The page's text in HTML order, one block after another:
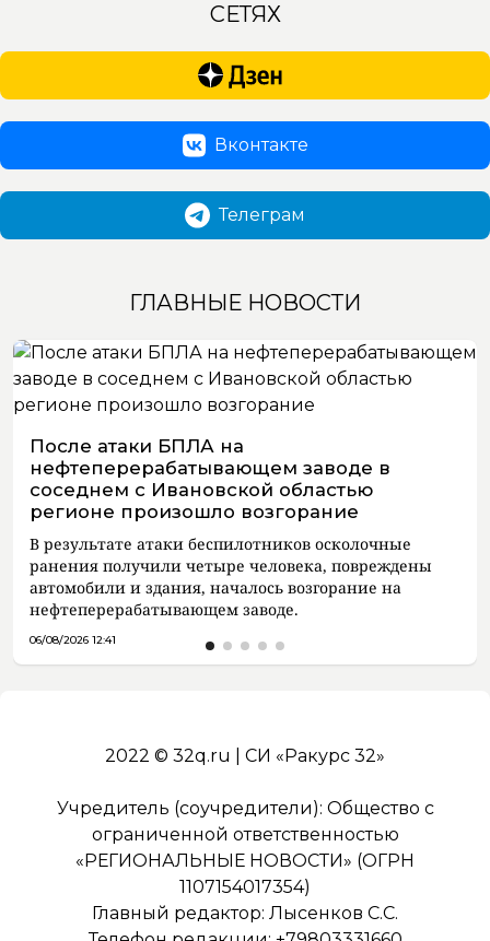
СЕТЯХ
Вконтакте
Телеграм
ГЛАВНЫЕ НОВОСТИ
После атаки БПЛА на
нефтеперерабатывающем заводе в
соседнем с Ивановской областью
регионе произошло возгорание
В результате атаки беспилотников осколочные
ранения получили четыре человека, повреждены
автомобили и здания, началось возгорание на
нефтеперерабатывающем заводе.
06/08/2026 12:41
2022 © 32q.ru | СИ «Ракурс 32»
Учредитель (соучредители): Общество с
ограниченной ответственностью
«РЕГИОНАЛЬНЫЕ НОВОСТИ» (ОГРН
1107154017354)
Главный редактор: Лысенков С.С.